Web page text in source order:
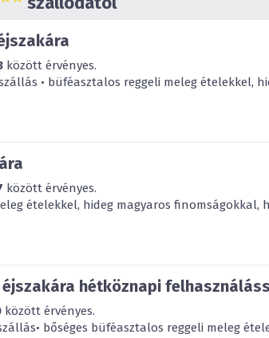
között érvényes.
• büféasztalos reggeli meleg ételekkel,
között érvényes.
ételekkel, hideg magyaros finomságokkal,
hétköznapi
között érvényes.
bőséges büféasztalos reggeli meleg